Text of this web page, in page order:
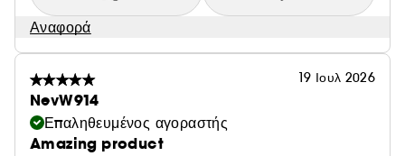
Αναφορά
19 Ιουλ 2026
NevW914
Επαληθευμένος αγοραστής
Amazing product